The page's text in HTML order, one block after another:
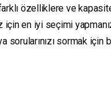
özelliklere ve
için en iyi seçimi
sorularınızı sormak